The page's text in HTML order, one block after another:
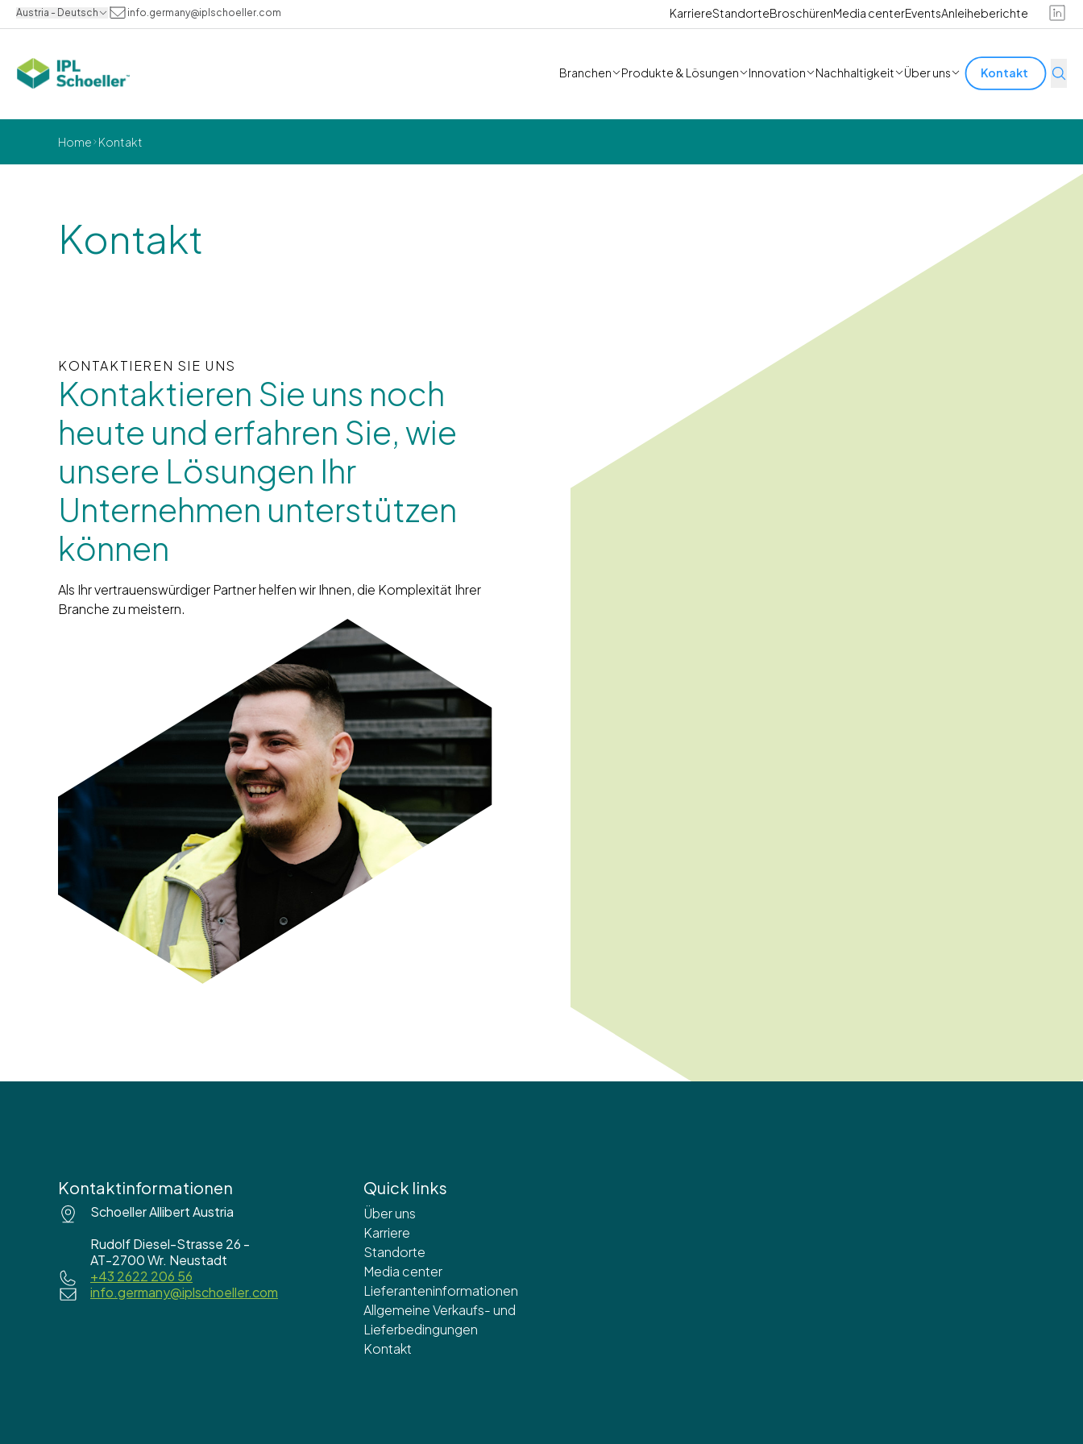
Austria - Deutsch info.germany@iplschoeller.com KarriereStandorteBroschürenMedia centerEventsAnleiheberichte
Branchen Produkte & Lösungen Innovation Nachhaltigkeit Über uns Kontakt
Home Kontakt
Kontakt
KONTAKTIEREN SIE UNS
Kontaktieren Sie uns noch
heute und erfahren Sie, wie
unsere Lösungen Ihr
Unternehmen unterstützen
können
Als Ihr vertrauenswürdiger Partner helfen wir Ihnen, die Komplexität Ihrer
Branche zu meistern.
Kontaktinformationen
Schoeller Allibert Austria
Rudolf Diesel-Strasse 26 -
AT-2700 Wr. Neustadt
+43 2622 206 56
info.germany@iplschoeller.com
Quick links
Über uns
Karriere
Standorte
Media center
Lieferanteninformationen
Allgemeine Verkaufs- und
Lieferbedingungen
Kontakt